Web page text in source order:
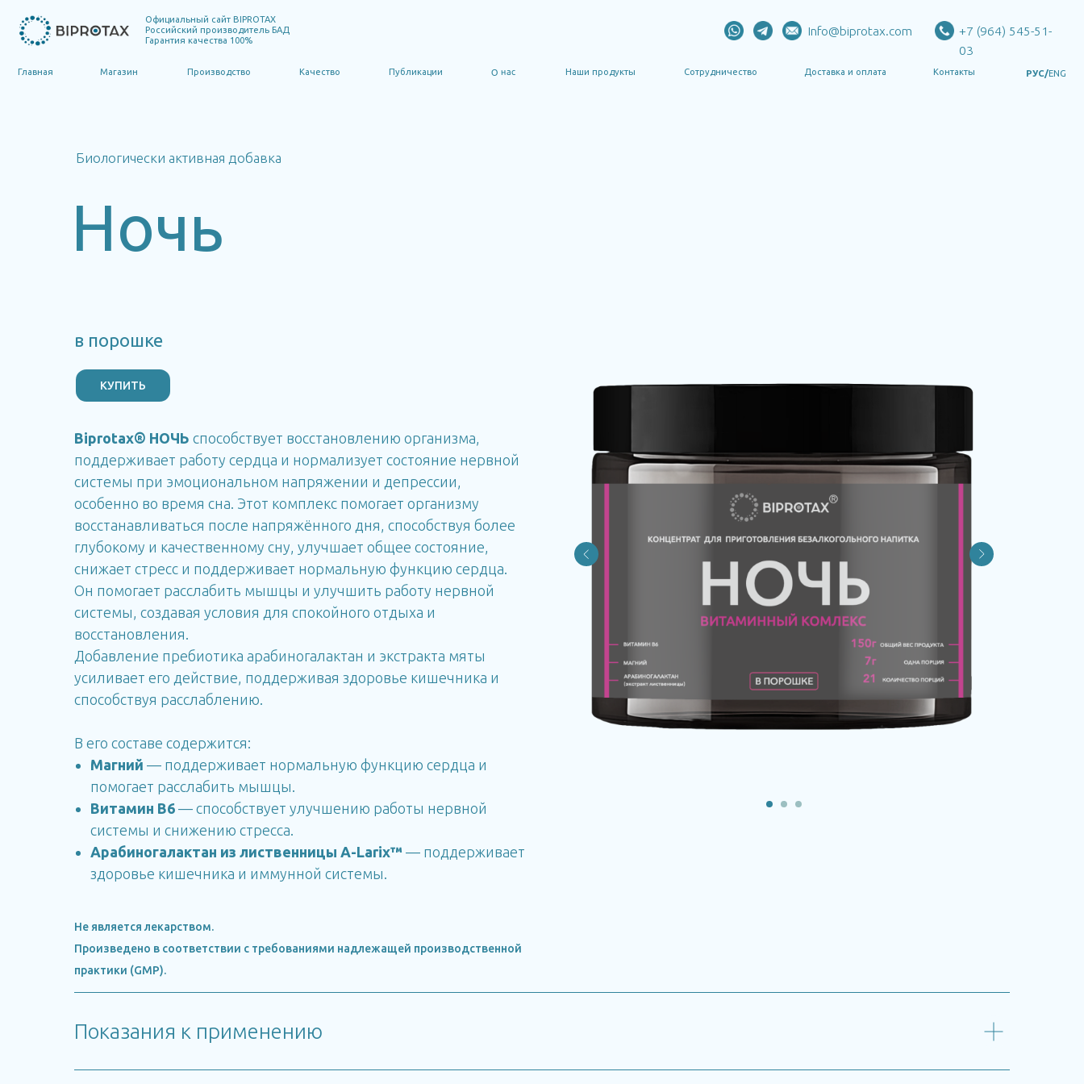
Официальный сайт BIPROTAX
Российский производитель БАД
Гарантия качества 100%
+7 (964) 545-51-
Info@biprotax.com
Ночь
Биологически активная добавка
в порошке
КУПИТЬ
Biprotax® НОЧЬ способствует восстановлению организма,
поддерживает работу сердца и нормализует состояние нервной
системы при эмоциональном напряжении и депрессии,
особенно во время сна. Этот комплекс помогает организму
восстанавливаться после напряжённого дня, способствуя более
глубокому и качественному сну, улучшает общее состояние,
снижает стресс и поддерживает нормальную функцию сердца.
Он помогает расслабить мышцы и улучшить работу нервной
системы, создавая условия для спокойного отдыха и
восстановления.
Добавление пребиотика арабиногалактан и экстракта мяты
усиливает его действие, поддерживая здоровье кишечника и
способствуя расслаблению.
В его составе содержится:
Магний — поддерживает нормальную функцию сердца и
помогает расслабить мышцы.
Витамин B6 — способствует улучшению работы нервной
системы и снижению стресса.
Арабиногалактан из лиственницы A-Larix™ — поддерживает
здоровье кишечника и иммунной системы.
Не является лекарством.
Произведено в соответствии с требованиями надлежащей производственной
практики (GMP).
Показания к применению